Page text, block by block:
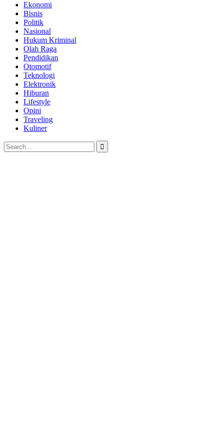
Ekonomi
Bisnis
Politik
Nasional
Hukum Kriminal
Olah Raga
Pendidikan
Otomotif
Teknologi
Elektronik
Hiburan
Lifestyle
Opini
Traveling
Kuliner